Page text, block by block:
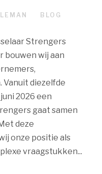
BLOG
Strengers
bouwen wij aan
diezelfde
2026 een
gaat samen
deze
onze positie als
vraagstukken...